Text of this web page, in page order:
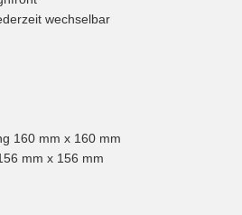
wechselbar
160 mm x 160 mm
mm x 156 mm